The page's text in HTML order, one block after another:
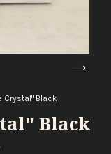
Crystal" Black
Black